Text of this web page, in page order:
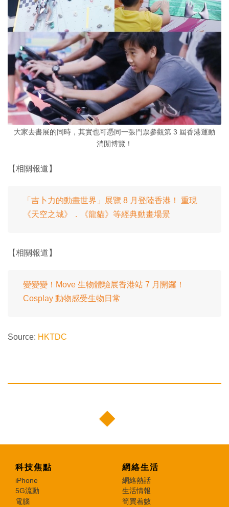
大家去書展的同時，其實也可憑同一張門票參觀第 3 屆香港運動
消閒博覽！
【相關報道】
「吉卜力的動畫世界」展覽 8 月登陸香港！ 重現
《天空之城》．《龍貓》等經典動畫場景
【相關報道】
變變變！Move 生物體驗展香港站 7 月開鑼！
Cosplay 動物感受生物日常
Source: HKTDC
科技焦點
iPhone
5G流動
電腦
網絡生活
網絡熱話
生活情報
筍買着數